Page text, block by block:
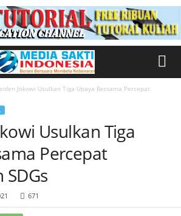
Jokowi Usulkan Tiga Upaya Bersama Percepat
Usulkan Tiga
Percepat
671